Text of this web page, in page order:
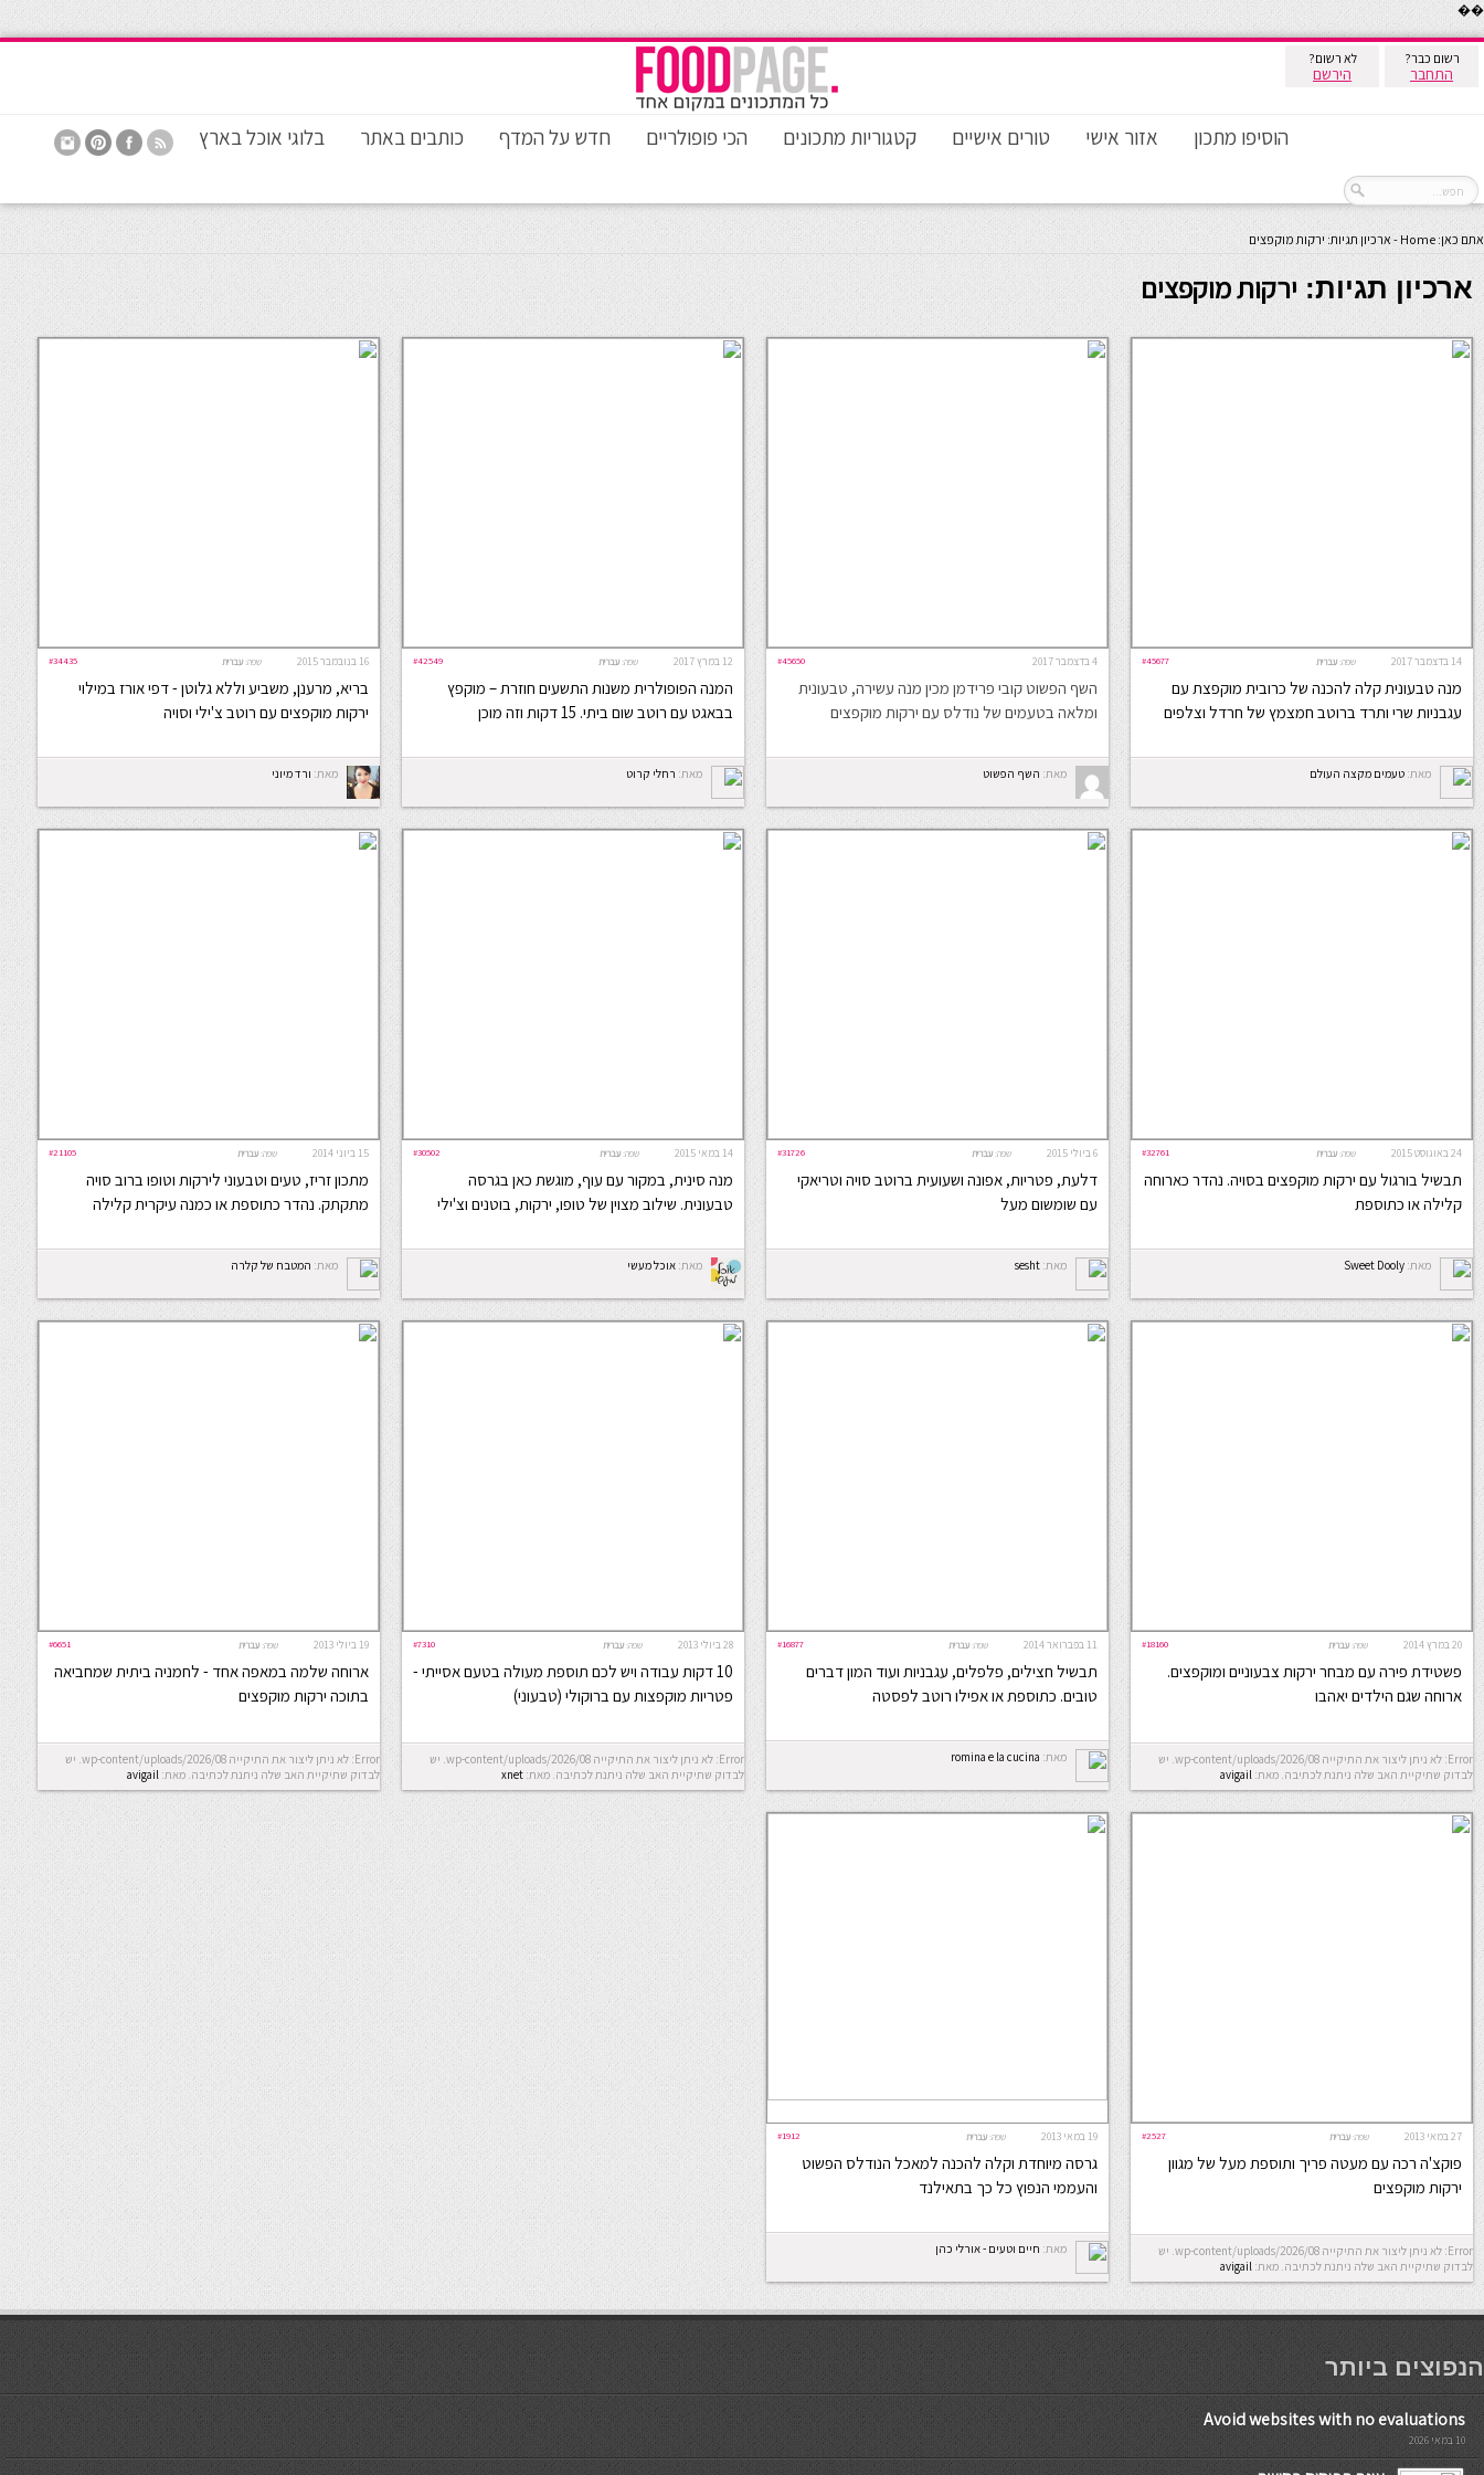
��
רשום כבר?
התחבר
לא רשום?
הירשם
הוסיפו מתכון אזור אישי טורים אישיים קטגוריות מתכונים הכי פופולריים חדש על המדף כותבים באתר בלוגי אוכל בארץ
אתם כאן: Home
-ארכיון תגיות: ירקות מוקפצים
ארכיון תגיות: ירקות מוקפצים
14 בדצמבר 2017 #45677 שפה: עברית
מנה טבעונית קלה להכנה של כרובית מוקפצת עם
עגבניות שרי ותרד ברוטב חמצמץ של חרדל וצלפים
מאת: טעמים מקצה העולם
4 בדצמבר 2017 #45650
השף הפשוט קובי פרידמן מכין מנה עשירה, טבעונית
ומלאה בטעמים של נודלס עם ירקות מוקפצים
מאת: השף הפשוט
12 במרץ 2017 #42549 שפה: עברית
המנה הפופולרית משנות התשעים חוזרת – מוקפץ
בבאגט עם רוטב שום ביתי. 15 דקות וזה מוכן
מאת: רחלי קרוט
16 בנובמבר 2015 #34435 שפה: עברית
בריא, מרענן, משביע וללא גלוטן - דפי אורז במילוי
ירקות מוקפצים עם רוטב צ'ילי וסויה
מאת: ורד מיוני
24 באוגוסט 2015 #32761 שפה: עברית
תבשיל בורגול עם ירקות מוקפצים בסויה. נהדר כארוחה
קלילה או כתוספת
מאת: Sweet Dooly
6 ביולי 2015 #31726 שפה: עברית
דלעת, פטריות, אפונה ושעועית ברוטב סויה וטריאקי
עם שומשום מעל
מאת: sesht
14 במאי 2015 #30502 שפה: עברית
מנה סינית, במקור עם עוף, מוגשת כאן בגרסה
טבעונית. שילוב מצוין של טופו, ירקות, בוטנים וצ'ילי
מאת: אוכל מעשי
15 ביוני 2014 #21105 שפה: עברית
מתכון זריז, טעים וטבעוני לירקות וטופו ברוב סויה
מתקתק. נהדר כתוספת או כמנה עיקרית קלילה
מאת: המטבח של קלרה
20 במרץ 2014 #18160 שפה: עברית
פשטידת פירה עם מבחר ירקות צבעוניים ומוקפצים.
ארוחה שגם הילדים יאהבו
Error: לא ניתן ליצור את התיקייה wp-content/uploads/2026/08. יש
לבדוק שתיקיית האב שלה ניתנת לכתיבה. מאת: avigail
11 בפברואר 2014 #16877 שפה: עברית
תבשיל חצילים, פלפלים, עגבניות ועוד המון דברים
טובים. כתוספת או אפילו רוטב לפסטה
מאת: romina e la cucina
28 ביולי 2013 #7310 שפה: עברית
10 דקות עבודה ויש לכם תוספת מעולה בטעם אסייתי -
פטריות מוקפצות עם ברוקולי (טבעוני)
Error: לא ניתן ליצור את התיקייה wp-content/uploads/2026/08. יש
לבדוק שתיקיית האב שלה ניתנת לכתיבה. מאת: xnet
19 ביולי 2013 #6651 שפה: עברית
ארוחה שלמה במאפה אחד - לחמניה ביתית שמחביאה
בתוכה ירקות מוקפצים
Error: לא ניתן ליצור את התיקייה wp-content/uploads/2026/08. יש
לבדוק שתיקיית האב שלה ניתנת לכתיבה. מאת: avigail
27 במאי 2013 #2527 שפה: עברית
פוקצ'ה רכה עם מעטה פריך ותוספת מעל של מגוון
ירקות מוקפצים
Error: לא ניתן ליצור את התיקייה wp-content/uploads/2026/08. יש
לבדוק שתיקיית האב שלה ניתנת לכתיבה. מאת: avigail
19 במאי 2013 #1912 שפה: עברית
גרסה מיוחדת וקלה להכנה למאכל הנודלס הפשוט
והעממי הנפוץ כל כך בתאילנד
מאת: חיים וטעים - אורלי כהן
мостбет кг
הנפוצים ביותר
Avoid websites with no evaluations
10 במאי 2026